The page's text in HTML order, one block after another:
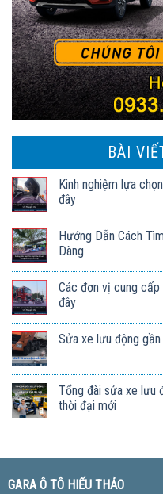
BÀI
Kinh nghiệm lựa
đây
Hướng Dẫn Cách
Dàng
Các đơn vị cung
đây
Sửa xe lưu động
Tổng đài sửa xe lưu
thời đại mới
GARA Ô TÔ HIẾU THẢO